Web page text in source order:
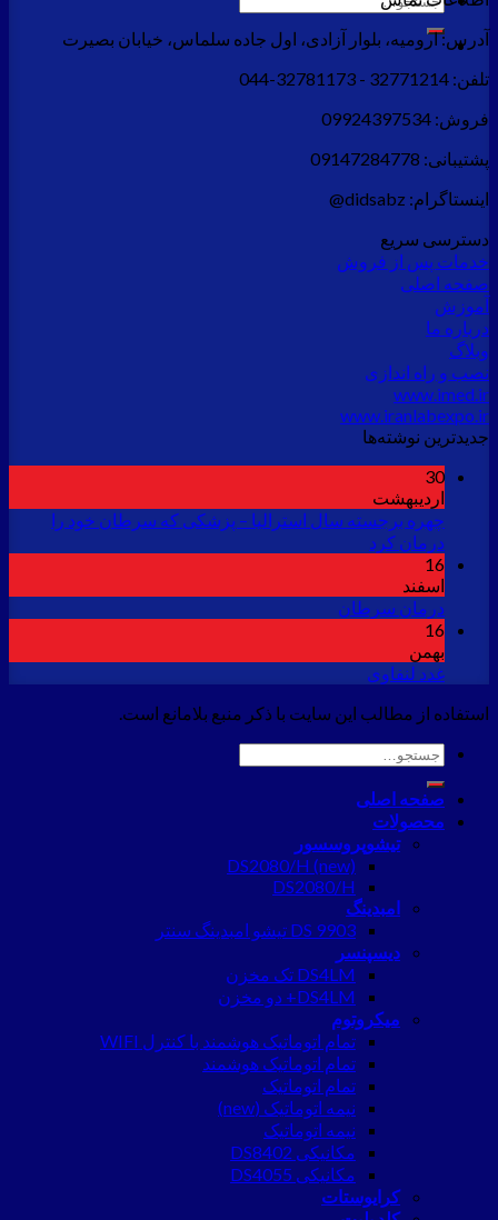
برای:
آدرس:ارومیه، بلوار آزادی، اول جاده سلماس، خیابان بصیرت
تلفن: 32771214 - 32781173-044
فروش: 09924397534
پشتیبانی: 09147284778
اینستاگرام: didsabz@
دسترسی سریع
خدمات پس از فروش
صفحه اصلی
آموزش
درباره ما
وبلاگ
نصب و راه اندازی
www.imed.ir
www.iranlabexpo.ir
جدید‌ترین نوشته‌ها
30
اردیبهشت
چهره برجسته سال استرالیا – پزشکی که سرطان خود را
درمان کرد
16
اسفند
درمان سرطان
16
بهمن
غدد لنفاوی
استفاده از مطالب این سایت با ذکر منبع بلامانع است.
جستجو
برای:
صفحه اصلی
محصولات
تیشوپروسسور
DS2080/H (new)
DS2080/H
امبدینگ
DS 9903 تیشو امبدینگ سنتر
دیسپنسر
DS4LM تک مخزن
DS4LM+ دو مخزن
میکروتوم
تمام اتوماتیک هوشمند با کنترل WIFI
تمام اتوماتیک هوشمند
تمام اتوماتیک
نیمه اتوماتیک (new)
نیمه اتوماتیک
مکانیکی DS8402
مکانیکی DS4055
کرایوستات